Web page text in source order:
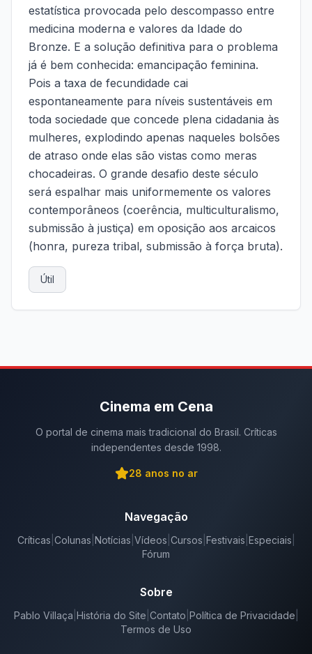
estatística provocada pelo descompasso entre
medicina moderna e valores da Idade do
Bronze. E a solução definitiva para o problema
já é bem conhecida: emancipação feminina.
Pois a taxa de fecundidade cai
espontaneamente para níveis sustentáveis em
toda sociedade que concede plena cidadania às
mulheres, explodindo apenas naqueles bolsões
de atraso onde elas são vistas como meras
chocadeiras. O grande desafio deste século
será espalhar mais uniformemente os valores
contemporâneos (coerência, multiculturalismo,
submissão à justiça) em oposição aos arcaicos
(honra, pureza tribal, submissão à força bruta).
Útil
Cinema em Cena
O portal de cinema mais tradicional do Brasil. Críticas
independentes desde 1998.
28 anos no ar
Navegação
Críticas Colunas Notícias Vídeos Cursos Festivais Especiais
Fórum
Sobre
Pablo Villaça História do Site Contato Política de Privacidade
Termos de Uso